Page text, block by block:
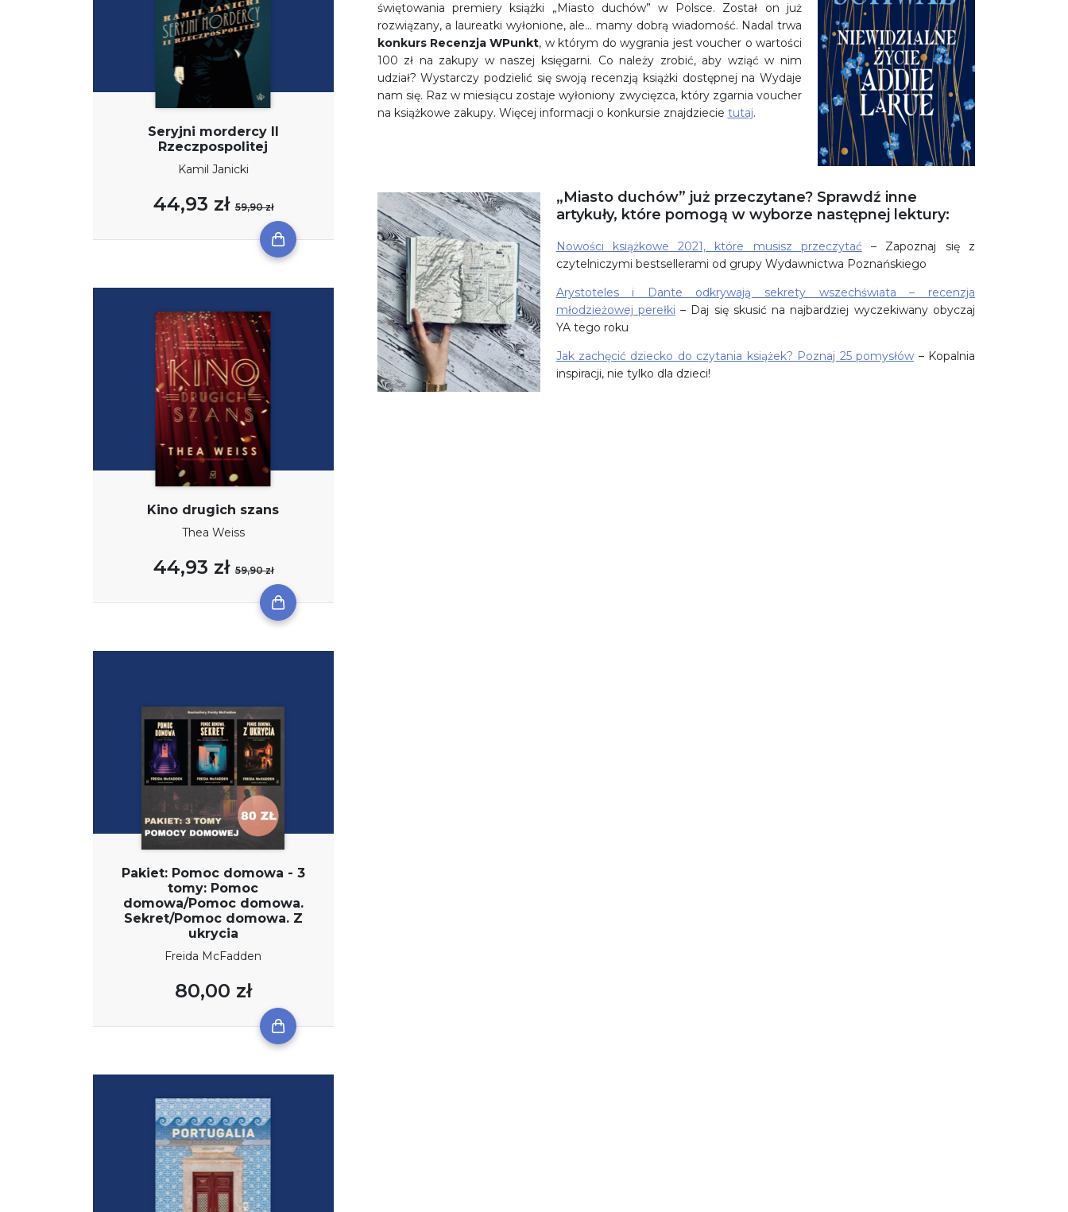
Seryjni mordercy II
Rzeczpospolitej
Kamil Janicki
44,93 zł59,90 zł
Kino drugich szans
Thea Weiss
44,93 zł59,90 zł
Pakiet: Pomoc domowa - 3
tomy: Pomoc
domowa/Pomoc domowa.
Sekret/Pomoc domowa. Z
ukrycia
Freida McFadden
80,00 zł
świętowania premiery książki „Miasto duchów” w Polsce. Został on już
rozwiązany, a laureatki wyłonione, ale… mamy dobrą wiadomość. Nadal trwa
konkurs Recenzja WPunkt, w którym do wygrania jest voucher o wartości
100 zł na zakupy w naszej księgarni. Co należy zrobić, aby wziąć w nim
udział? Wystarczy podzielić się swoją recenzją książki dostępnej na Wydaje
nam się. Raz w miesiącu zostaje wyłoniony zwycięzca, który zgarnia voucher
na książkowe zakupy. Więcej informacji o konkursie znajdziecie tutaj.
„Miasto duchów” już przeczytane? Sprawdź inne
artykuły, które pomogą w wyborze następnej lektury:
Nowości książkowe 2021, które musisz przeczytać – Zapoznaj się z
czytelniczymi bestsellerami od grupy Wydawnictwa Poznańskiego
Arystoteles i Dante odkrywają sekrety wszechświata – recenzja
młodzieżowej perełki – Daj się skusić na najbardziej wyczekiwany obyczaj
YA tego roku
Jak zachęcić dziecko do czytania książek? Poznaj 25 pomysłów – Kopalnia
inspiracji, nie tylko dla dzieci!